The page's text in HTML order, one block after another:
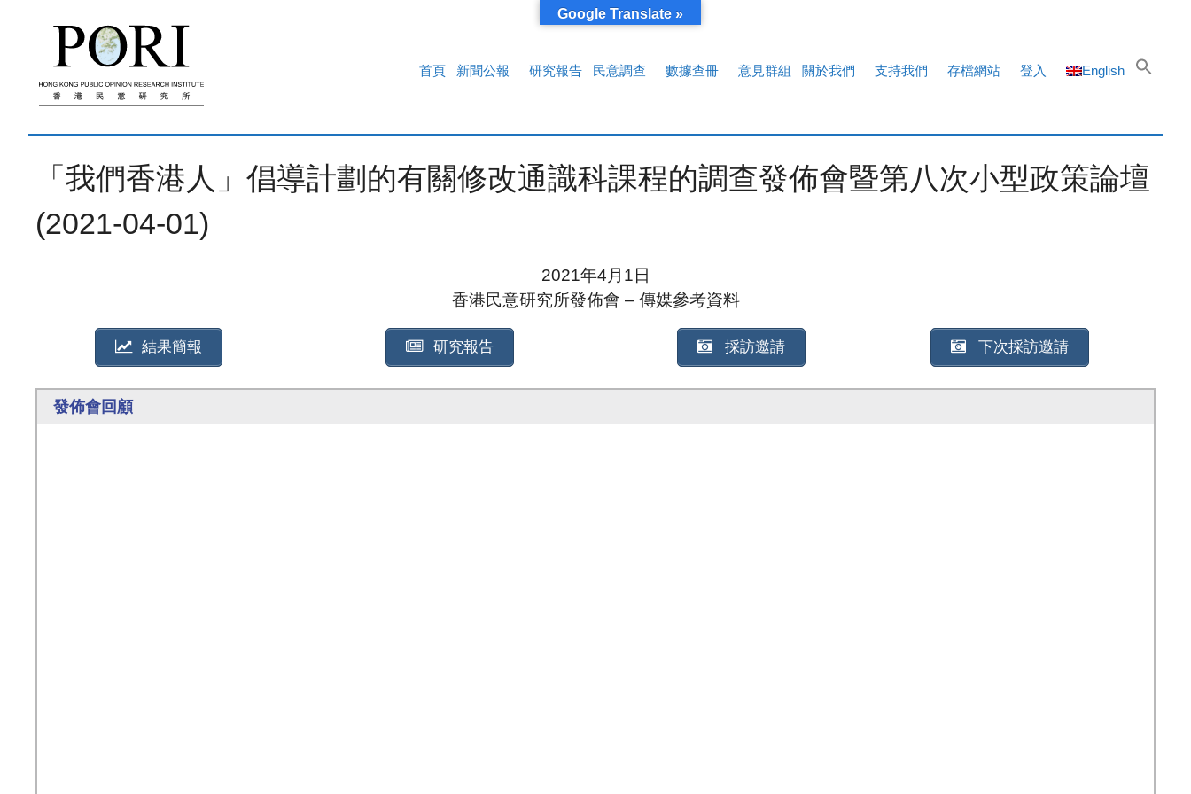
首頁
新聞公報 研究報告 民意調查 數據查冊 意見群組 關於我們 支持我們 存檔網站 登入 English
「我們香港人」倡導計劃的有關修改通識科課程的調查發佈會暨第八次小型政策論壇
(2021-04-01)
2021年4月1日
香港民意研究所發佈會 – 傳媒參考資料
結果簡報 研究報告 採訪邀請 下次採訪邀請
發佈會回顧
Google Translate »